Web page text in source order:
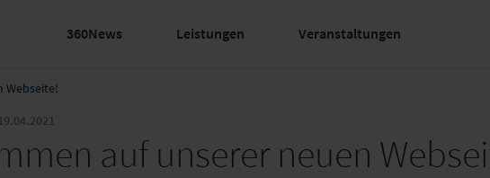
360News Leistungen Veranstaltungen
Webseite!
auf unserer neuen